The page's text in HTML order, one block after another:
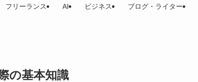
フリーランス AI ビジネス ブログ・ライター
の基本知識